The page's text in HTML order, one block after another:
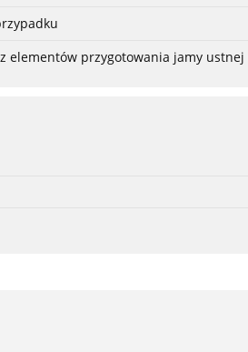
elementów przygotowania jamy